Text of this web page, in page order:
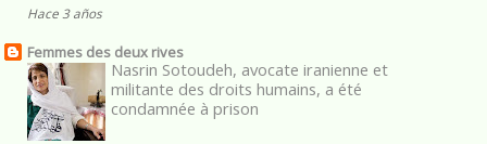
Hace 3 años
Femmes des deux rives
Nasrin Sotoudeh, avocate iranienne et
militante des droits humains, a été
condamnée à prison